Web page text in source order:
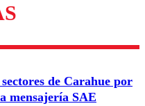
de Carahue por
mensajería SAE